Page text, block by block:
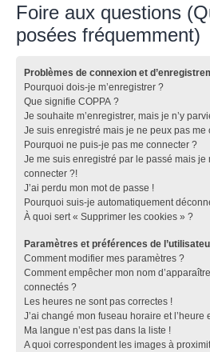
Foire aux questions
posées fréquemment)
Problèmes de connexion et
Pourquoi dois-je m’enregistrer ?
Que signifie COPPA ?
Je souhaite m’enregistrer, mais je n’y
Je suis enregistré mais je ne peux pas me
Pourquoi ne puis-je pas me connecter ?
Je me suis enregistré par le passé mais je
connecter ?!
J’ai perdu mon mot de passe !
Pourquoi suis-je automatiquement
À quoi sert « Supprimer les cookies » ?
Paramètres et préférences de
Comment modifier mes paramètres ?
Comment empêcher mon nom
connectés ?
Les heures ne sont pas correctes !
J’ai changé mon fuseau horaire et l’heure
Ma langue n’est pas dans la liste !
A quoi correspondent les images à